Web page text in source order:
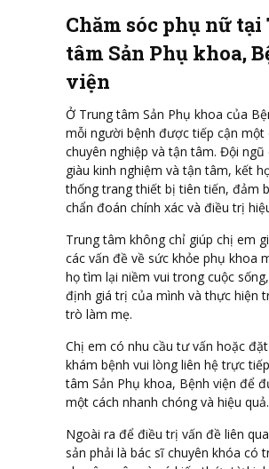
Chăm sóc phụ nữ tại
tâm Sản Phụ khoa,
viện
Ở Trung tâm Sản Phụ khoa của
mỗi người bệnh được tiếp cận một
chuyên nghiệp và tận tâm. Đội ngũ
giàu kinh nghiệm và tận tâm, kết
thống trang thiết bị tiên tiến, đảm
chẩn đoán chính xác và điều trị
Trung tâm không chỉ giúp chị em
các vấn đề về sức khỏe phụ khoa
họ tìm lại niềm vui trong cuộc
định giá trị của mình và thực hiện
trò làm mẹ.
Chị em có nhu cầu tư vấn hoặc
khám bệnh vui lòng liên hệ trực
tâm Sản Phụ khoa, Bệnh viện để
một cách nhanh chóng và hiệu quả.
Ngoài ra để điều trị vấn đề liên
sản phải là bác sĩ chuyên khóa có